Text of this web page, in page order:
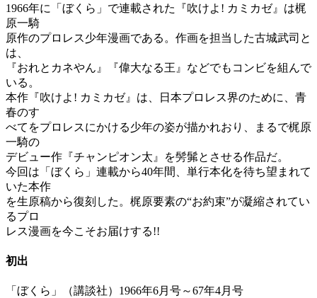
1966年に「ぼくら」で連載された『吹けよ! カミカゼ』は梶
原一騎
原作のプロレス少年漫画である。作画を担当した古城武司と
は、
『おれとカネやん』『偉大なる王』などでもコンビを組んで
いる。
本作『吹けよ! カミカゼ』は、日本プロレス界のために、青
春のす
べてをプロレスにかける少年の姿が描かれおり、まるで梶原
一騎の
デビュー作『チャンピオン太』を髣髴とさせる作品だ。
今回は「ぼくら」連載から40年間、単行本化を待ち望まれて
いた本作
を生原稿から復刻した。梶原要素の“お約束”が凝縮されてい
るプロ
レス漫画を今こそお届けする!!
初出
「ぼくら」（講談社）1966年6月号～67年4月号